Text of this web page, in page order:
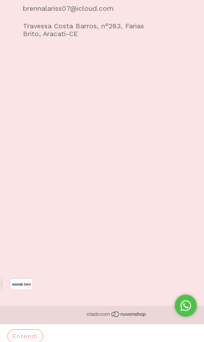
Entendi
brennalariss07@icloud.com
Travessa Costa Barros, n°283, Farias
Brito, Aracati-CE